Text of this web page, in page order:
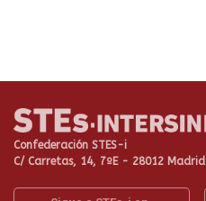
Confederación STES-i
C/ Carretas, 14, 7ºE - 28012 Madrid